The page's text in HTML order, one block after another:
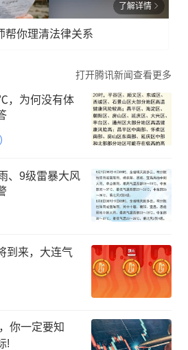
了解详情
帮你理清法律关系
打开腾讯新闻查看更多
，为何没有体
、9级雷暴大风
到来，大连气
你一定要知
!